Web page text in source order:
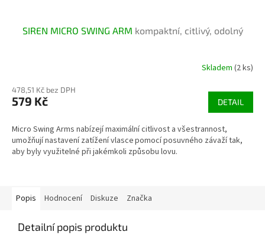
SIREN MICRO SWING ARM kompaktní, citlivý, odolný
Skladem (2 ks)
478,51 Kč bez DPH
579 Kč DETAIL
Micro Swing Arms nabízejí maximální citlivost a všestrannost,
umožňují nastavení zatížení vlasce pomocí posuvného závaží tak,
aby byly využitelné při jakémkoli způsobu lovu.
Popis Hodnocení Diskuze Značka
Detailní popis produktu